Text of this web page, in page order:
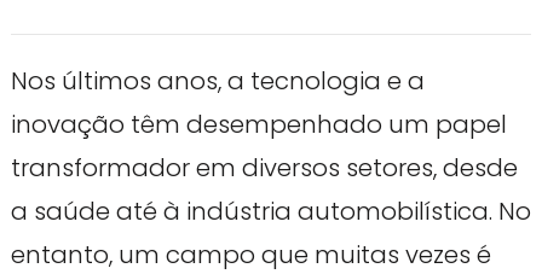
Nos últimos anos, a tecnologia e a
inovação têm desempenhado um papel
transformador em diversos setores, desde
a saúde até à indústria automobilística. No
entanto, um campo que muitas vezes é